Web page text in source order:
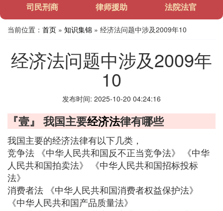
司民刑商 律师援助 法院法官
当前位置： 首页 » 知识集锦 » 经济法问题中涉及2009年10
经济法问题中涉及2009年
10
发布时间: 2025-10-20 04:24:16
『壹』 我国主要经济法律有哪些
我国主要的经济法律有以下几类，
竞争法 《中华人民共和国反不正当竞争法》 《中华
人民共和国拍卖法》 《中华人民共和国招标投标
法》
消费者法 《中华人民共和国消费者权益保护法》
《中华人民共和国产品质量法》